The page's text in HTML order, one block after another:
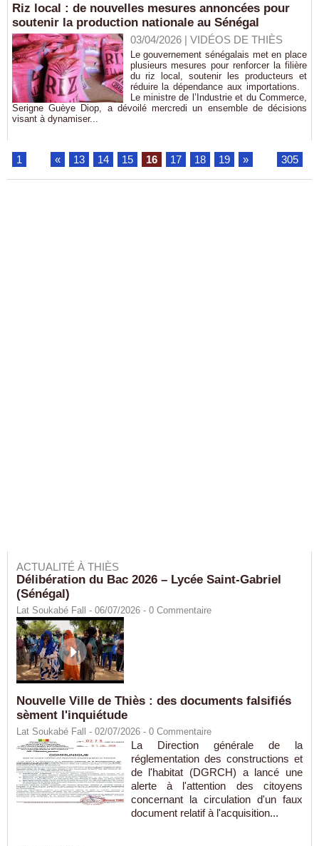
Riz local : de nouvelles mesures annoncées pour
soutenir la production nationale au Sénégal
03/04/2026| VIDÉOS DE THIÈS
Le gouvernement sénégalais met en place
plusieurs mesures pour renforcer la filière
du riz local, soutenir les producteurs et
réduire la dépendance aux importations.
Le ministre de l’Industrie et du Commerce,
Serigne Guèye Diop, a dévoilé mercredi un ensemble de décisions
visant à dynamiser...
1 « 13 14 15 16 17 18 19 » 305
ACTUALITÉ À THIÈS
Délibération du Bac 2026 – Lycée Saint-Gabriel
(Sénégal)
Lat Soukabé Fall - 06/07/2026 - 0 Commentaire
Nouvelle Ville de Thiès : des documents falsifiés
sèment l'inquiétude
Lat Soukabé Fall - 02/07/2026 - 0 Commentaire
La Direction générale de la
réglementation des constructions et
de l'habitat (DGRCH) a lancé une
alerte à l'attention des citoyens
concernant la circulation d'un faux
document relatif à l'acquisition...